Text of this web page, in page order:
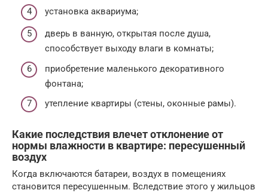
установка аквариума;
дверь в ванную, открытая после душа,
способствует выходу влаги в комнаты;
приобретение маленького декоративного
фонтана;
утепление квартиры (стены, оконные рамы).
Какие последствия влечет отклонение от
нормы влажности в квартире: пересушенный
воздух
Когда включаются батареи, воздух в помещениях
становится пересушенным. Вследствие этого у жильцов